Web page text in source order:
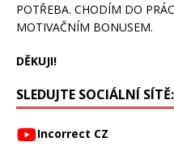
POTŘEBA. CHODÍM DO
MOTIVAČNÍM BONUSEM.
DĚKUJI!
SLEDUJTE SOCIÁLNÍ SÍTĚ:
Incorrect CZ